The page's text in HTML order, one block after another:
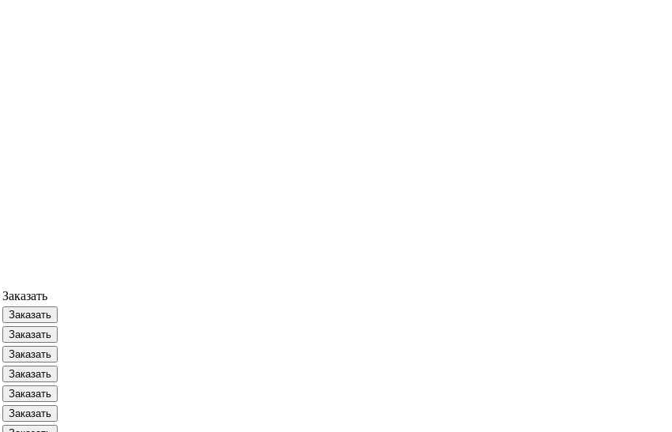
Заказать
Заказать
Заказать
Заказать
Заказать
Заказать
Заказать